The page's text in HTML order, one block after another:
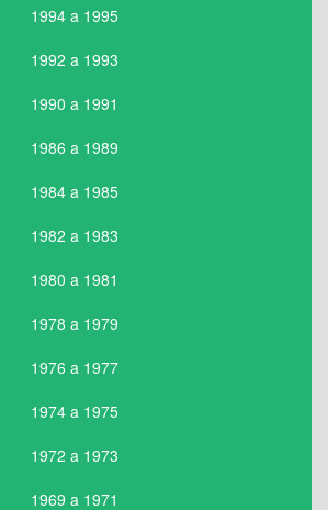
1994 a 1995
1992 a 1993
1990 a 1991
1986 a 1989
1984 a 1985
1982 a 1983
1980 a 1981
1978 a 1979
1976 a 1977
1974 a 1975
1972 a 1973
1969 a 1971